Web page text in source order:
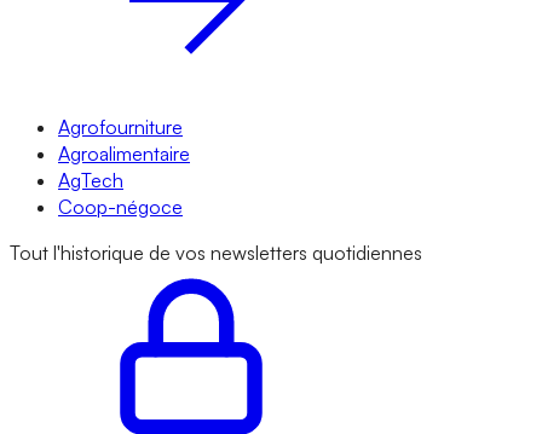
Agrofourniture
Agroalimentaire
AgTech
Coop-négoce
Tout l'historique de vos newsletters quotidiennes